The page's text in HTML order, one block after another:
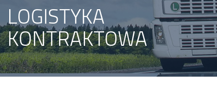
LOGISTYKA
KONTRAKTOWA